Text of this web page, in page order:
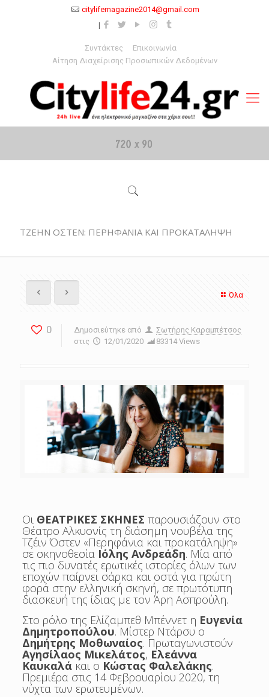
citylifemagazine2014@gmail.com
Συντάκτες
Επικοινωνία
Αίτηση Διαχείρισης Προσωπικών Δεδομένων
ΤΖΕΗΝ ΟΣΤΕΝ: ΠΕΡΗΦΑΝΙΑ ΚΑΙ ΠΡΟΚΑΤΑΛΗΨΗ
Όλα
0 Δημοσιεύτηκε από
Σωτήρης Καραμπέτσος
στις
12/01/2020 83314 Views
Οι ΘΕΑΤΡΙΚΕΣ ΣΚΗΝΕΣ παρουσιάζουν στο
Θέατρο Αλκυονίς τη διάσημη νουβέλα της
Τζέιν Όστεν «Περηφάνια και προκατάληψη»
σε σκηνοθεσία Ιόλης Ανδρεάδη. Μία από
τις πιο δυνατές ερωτικές ιστορίες όλων των
εποχών παίρνει σάρκα και οστά για πρώτη
φορά στην ελληνική σκηνή, σε πρωτότυπη
διασκευή της ίδιας με τον Άρη Ασπρούλη.
Στο ρόλο της Ελίζαμπεθ Μπέννετ η Ευγενία
Δημητροπούλου. Μίστερ Ντάρσυ ο
Δημήτρης Μοθωναίος. Πρωταγωνιστούν
Αγησίλαος Μικελάτος, Ελεάννα
Καυκαλάκαι ο Κώστας Φαλελάκης.
Πρεμιέρα στις 14 Φεβρουαρίου 2020, τη
νύχτα των ερωτευμένων.